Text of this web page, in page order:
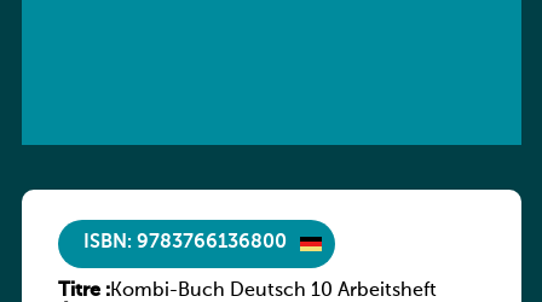
ISBN: 9783766136800
Titre :Kombi-Buch Deutsch 10 Arbeitsheft